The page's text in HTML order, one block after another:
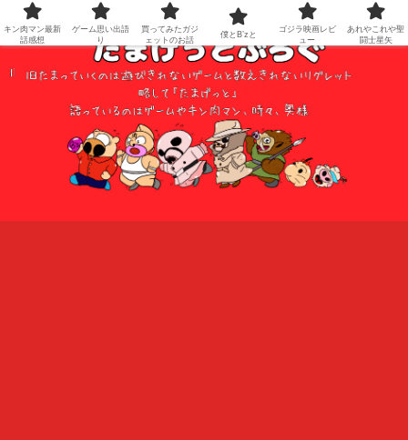
キン肉マン最新
話感想
ゲーム思い出語
り
買ってみたガジ
ェットのお話
僕とB’zと
ゴジラ映画レビ
ュー
あれやこれや聖
闘士星矢